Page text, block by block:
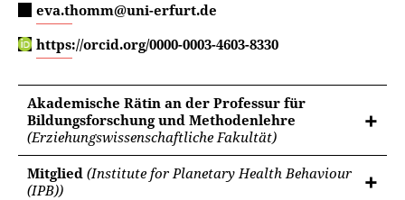
eva.thomm@uni-erfurt.de
https://orcid.org/0000-0003-4603-8330
Akademische Rätin an der Professur für
Bildungsforschung und Methodenlehre
(Erziehungswissenschaftliche Fakultät)
Mitglied (Institute for Planetary Health Behaviour
(IPB))